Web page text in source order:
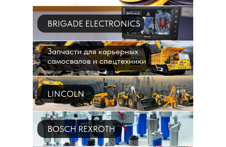
BRIGADE ELECTRONICS
Запчасти для карьерных
самосвалов и спецтехники
LINCOLN
BOSCH REXROTH